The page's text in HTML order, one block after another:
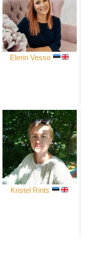
Elerin Vesso
Kristel Rints